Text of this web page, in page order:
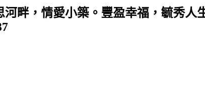
畔，情愛小築。豐盈幸福，毓秀人